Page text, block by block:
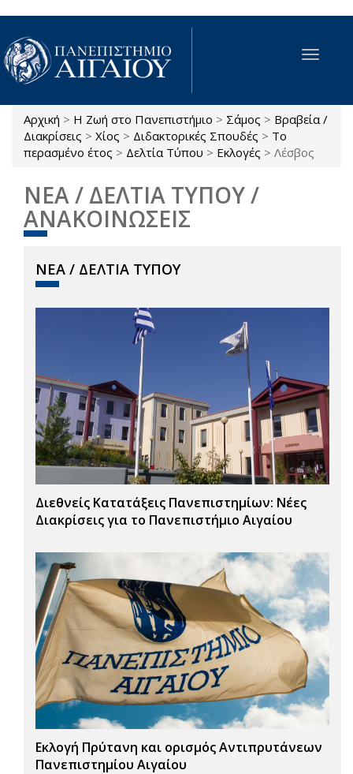
Παράκαμψη προς το κυρίως περιεχόμενο
Toggle
Είστε εδώ
Αρχική > Η Ζωή στο Πανεπιστήμιο > Σάμος > Βραβεία /
Διακρίσεις > Χίος > Διδακτορικές Σπουδές > Το
περασμένο έτος > Δελτία Τύπου > Εκλογές > Λέσβος
ΝΕΑ / ΔΕΛΤΙΑ ΤΥΠΟΥ /
ΑΝΑΚΟΙΝΩΣΕΙΣ
ΝΕΑ / ΔΕΛΤΙΑ ΤΥΠΟΥ
Διεθνείς Κατατάξεις Πανεπιστημίων: Νέες
Διακρίσεις για το Πανεπιστήμιο Αιγαίου
Εκλογή Πρύτανη και ορισμός Αντιπρυτάνεων
Πανεπιστημίου Αιγαίου